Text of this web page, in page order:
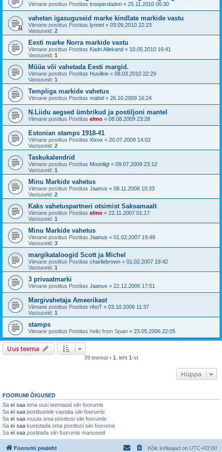
Viimane postitus Postitas trooperdadon « 25.11.2010 00:30
vahetan igasuguseid marke kindlate markide vastu
Viimane postitus Postitas lynnet « 03.09.2010 22:23
Vastuseid: 2
Eesti marke Norra markide vastu
Viimane postitus Postitas Kadri Allekand « 10.05.2010 16:41
Vastuseid: 1
Müüa või vahetada Eesti margid.
Viimane postitus Postitas Huviline « 08.03.2010 22:29
Vastuseid: 1
Templiga markide vahetus
Viimane postitus Postitas mabel « 26.10.2009 16:24
N.Liidu aegsed ümbrikud ja postiljoni mantel
Viimane postitus Postitas elmo « 08.08.2009 23:28
Estonian stamps 1918-41
Viimane postitus Postitas Xixox « 20.07.2009 14:02
Vastuseid: 2
Taskukalendrid
Viimane postitus Postitas Moonligt « 09.07.2009 23:12
Vastuseid: 1
Minu Markide vahetus
Viimane postitus Postitas Jaanus « 08.11.2008 10:33
Vastuseid: 2
Kaks vahetuspartneri otsimist Saksamaalt
Viimane postitus Postitas elmo « 22.11.2007 01:17
Vastuseid: 1
Minu Markide vahetus
Viimane postitus Postitas Jaanus « 01.02.2007 19:48
Vastuseid: 3
margikataloogid Scott ja Michel
Viimane postitus Postitas charliebrown « 01.02.2007 19:42
Vastuseid: 1
3 privaatmarki
Viimane postitus Postitas Jaanus « 22.12.2006 17:51
Margivahetaja Ameerikast
Viimane postitus Postitas rihoT « 03.10.2006 11:37
Vastuseid: 1
stamps
Viimane postitus Postitas hello from Spain « 23.05.2006 22:05
Uus teema
39 teemat • 1 . leht 1-st
Hüppa
FOORUMI ÕIGUSED
Sa ei saa teha uusi teemasid siin foorumis
Sa ei saa postitustele vastata siin foorumis
Sa ei saa muuta oma postitusi siin foorumis
Sa ei saa kustutada oma postitusi siin foorumis
Sa ei saa postitada siin foorumis manuseid
Foorumi pealeht Kõik kellaajad on UTC+03:00